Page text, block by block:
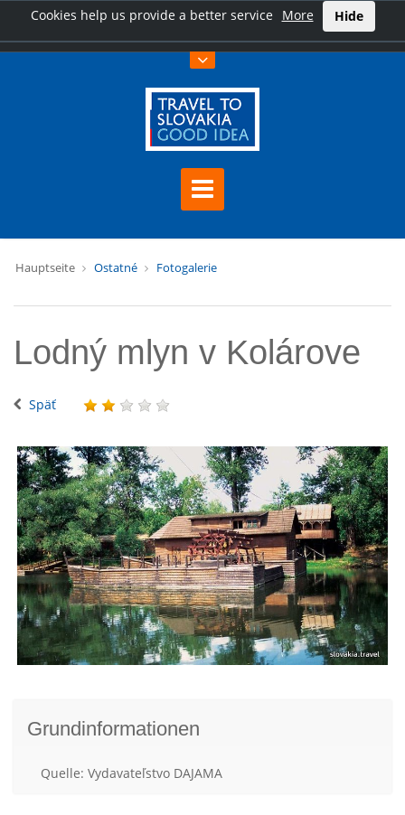
Cookies help us provide a better service More Hide
Hauptseite Ostatné Fotogalerie
Lodný mlyn v Kolárove
Späť
Grundinformationen
Quelle: Vydavateľstvo DAJAMA